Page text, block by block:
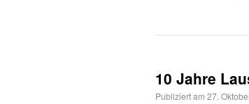
10 Jahre
Publiziert am 27.